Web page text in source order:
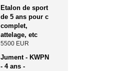
Etalon de sport
de 5 ans pour c
complet,
attelage, etc
5500 EUR
Jument - KWPN
- 4 ans -